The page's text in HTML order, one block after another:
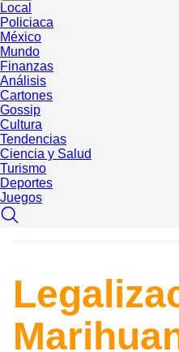
Local
Policiaca
México
Mundo
Finanzas
Análisis
Cartones
Gossip
Cultura
Tendencias
Ciencia y Salud
Turismo
Deportes
Juegos